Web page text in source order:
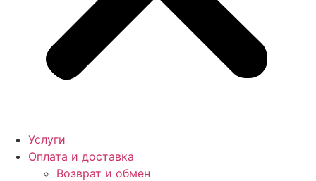
Услуги
Оплата и доставка
Возврат и обмен